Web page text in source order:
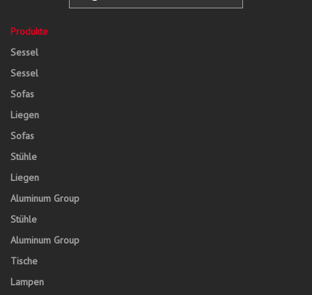
Produkte
Sessel
Sessel
Sofas
Liegen
Sofas
Stühle
Liegen
Aluminum Group
Stühle
Aluminum Group
Tische
Lampen